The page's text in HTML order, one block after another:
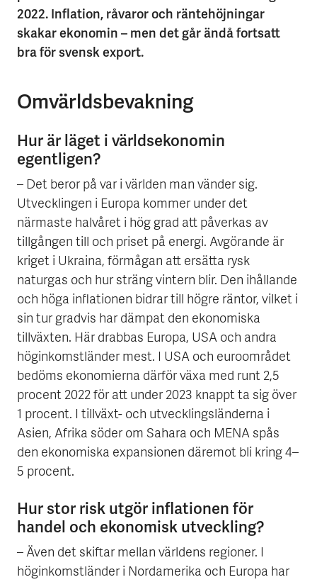
2022. Inflation, råvaror och räntehöjningar
skakar ekonomin – men det går ändå fortsatt
bra för svensk export.
Omvärldsbevakning
Hur är läget i världsekonomin
egentligen?
– Det beror på var i världen man vänder sig.
Utvecklingen i Europa kommer under det
närmaste halvåret i hög grad att påverkas av
tillgången till och priset på energi. Avgörande är
kriget i Ukraina, förmågan att ersätta rysk
naturgas och hur sträng vintern blir. Den ihållande
och höga inflationen bidrar till högre räntor, vilket i
sin tur gradvis har dämpat den ekonomiska
tillväxten. Här drabbas Europa, USA och andra
höginkomstländer mest. I USA och euroområdet
bedöms ekonomierna därför växa med runt 2,5
procent 2022 för att under 2023 knappt ta sig över
1 procent. I tillväxt- och utvecklingsländerna i
Asien, Afrika söder om Sahara och MENA spås
den ekonomiska expansionen däremot bli kring 4–
5 procent.
Hur stor risk utgör inflationen för
handel och ekonomisk utveckling?
– Även det skiftar mellan världens regioner. I
höginkomstländer i Nordamerika och Europa har